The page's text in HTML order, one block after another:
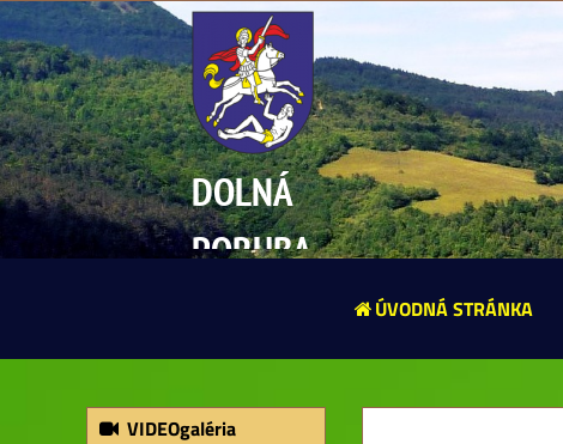
DOLNÁ
PORUBA
ÚVODNÁ STRÁNKA
VIDEOgaléria